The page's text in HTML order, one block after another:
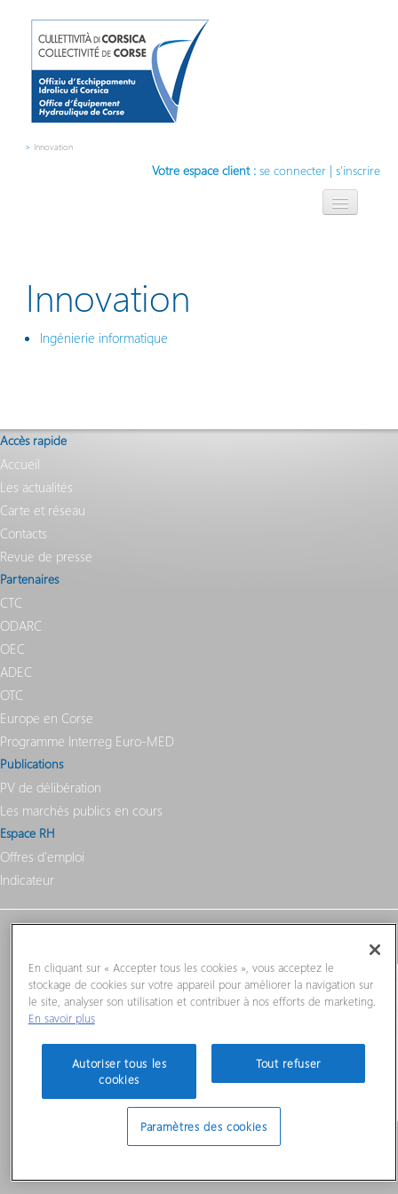
> Innovation
Votre espace client : se connecter | s'inscrire
Innovation
Ingénierie informatique
Accès rapide
Accueil
Les actualités
Carte et réseau
Contacts
Revue de presse
Partenaires
CTC
ODARC
OEC
ADEC
OTC
Europe en Corse
Programme Interreg Euro-MED
Publications
PV de délibération
Les marchés publics en cours
Espace RH
Offres d'emploi
Indicateur
En cliquant sur « Accepter tous les cookies », vous acceptez le
stockage de cookies sur votre appareil pour améliorer la navigation sur
le site, analyser son utilisation et contribuer à nos efforts de marketing.
En savoir plus
Autoriser tous les
cookies
Tout refuser
Paramètres des cookies